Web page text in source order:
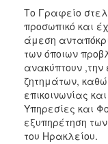
Το Γραφείο
προσωπικό και
άμεση
των όποιων
ανακύπτουν
ζητημάτων,
επικοινωνίας
Υπηρεσίες και
εξυπηρέτηση
του Ηρακλείου.